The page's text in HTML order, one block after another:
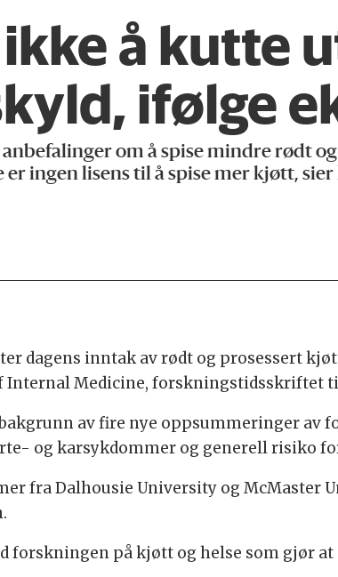
å kutte
ifølge
om å spise mindre rødt
ingen lisens til å spise mer kjøtt,
dagens inntak av rødt og prosessert
Internal Medicine, forskningstidsskriftet
av fire nye oppsummeringer av
og karsykdommer og generell risiko
fra Dalhousie University og McMaster
forskningen på kjøtt og helse som gjør